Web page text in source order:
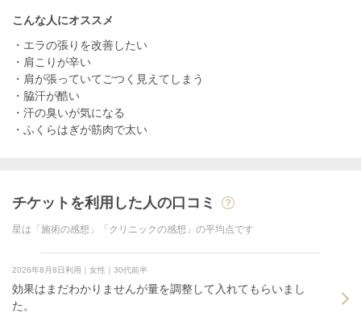
こんな人にオススメ
・エラの張りを改善したい
・肩こりが辛い
・肩が張っていてごつく見えてしまう
・脇汗が酷い
・汗の臭いが気になる
・ふくらはぎが筋肉で太い
チケットを利用した人の口コミ
星は「施術の感想」「クリニックの感想」の平均点です
2026年8月8日利用｜女性｜30代前半
効果はまだわかりませんが量を調整して入れてもらいまし
た。